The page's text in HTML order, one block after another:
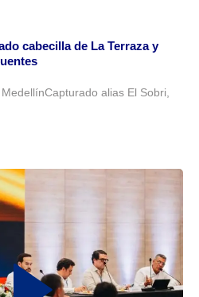
cabecilla de La Terraza y
alias El Sobri,